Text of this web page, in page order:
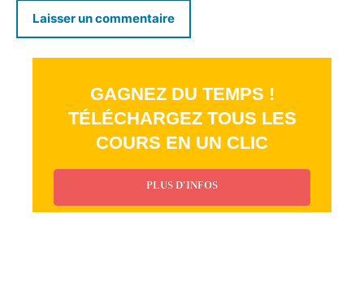
GAGNEZ DU TEMPS !
TÉLÉCHARGEZ TOUS LES
COURS EN UN CLIC
PLUS D'INFOS